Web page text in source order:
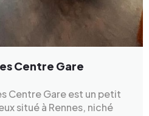
Centre Gare
Centre Gare est un petit
situé à Rennes, niché